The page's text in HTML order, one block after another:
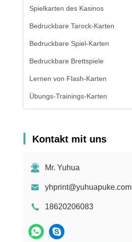
Spielkarten des Kasinos
Bedruckbare Tarock-Karten
Bedruckbare Spiel-Karten
Bedruckbare Brettspiele
Lernen von Flash-Karten
Übungs-Trainings-Karten
Kontakt mit uns
Mr. Yuhua
yhprint@yuhuapuke.com
18620206083